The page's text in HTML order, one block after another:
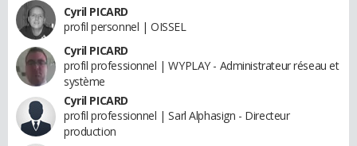
Cyril PICARD
profil personnel | OISSEL
Cyril PICARD
profil professionnel | WYPLAY - Administrateur réseau et
système
Cyril PICARD
profil professionnel | Sarl Alphasign - Directeur
production